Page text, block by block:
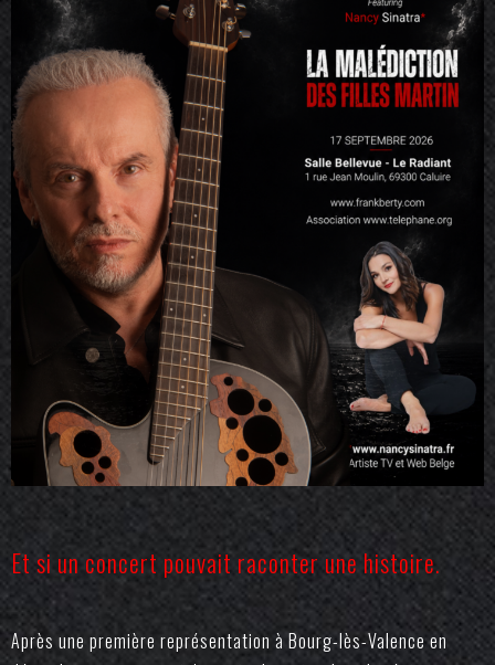
Et si un concert pouvait raconter une histoire.
Après une première représentation à Bourg-lès-Valence en